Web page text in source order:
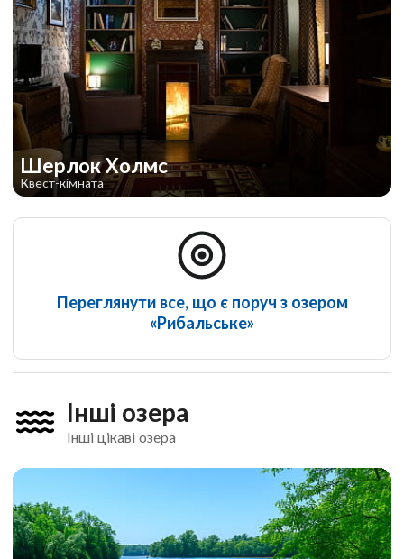
Шерлок Холмс
Квест-кімната
Переглянути все, що є поруч з озером
«Рибальське»
Інші озера
Інші цікаві озера